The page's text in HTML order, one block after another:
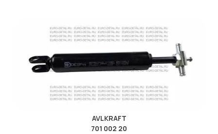
AVLKRAFT
701 002 20